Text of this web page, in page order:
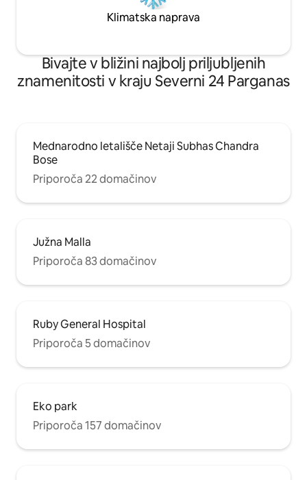
Klimatska naprava
Bivajte v bližini najbolj priljubljenih
znamenitosti v kraju Severni 24 Parganas
Mednarodno letališče Netaji Subhas Chandra
Bose
Priporoča 22 domačinov
Južna Malla
Priporoča 83 domačinov
Ruby General Hospital
Priporoča 5 domačinov
Eko park
Priporoča 157 domačinov